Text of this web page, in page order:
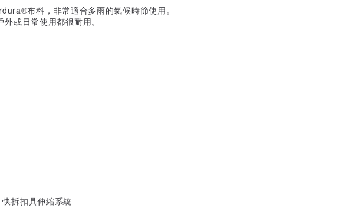
布料，非常適合多雨的氣候時節使用。
或日常使用都很耐用。
拆扣具伸縮系統